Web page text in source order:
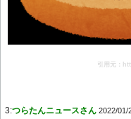
引用元：
3:つらたんニュースさん 2022/01/